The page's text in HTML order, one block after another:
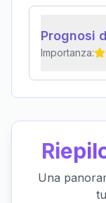
Prognosi
Importanza:
Una